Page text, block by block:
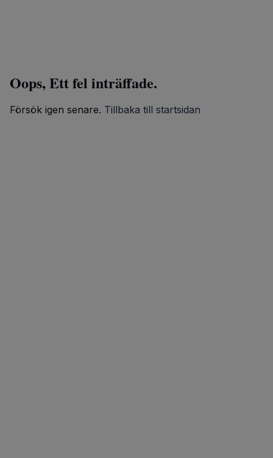
Oops, Ett fel inträffade.
Försök igen senare. Tillbaka till startsidan